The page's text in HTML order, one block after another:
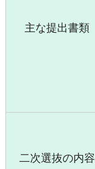
主な提出書類
二次選抜の内容